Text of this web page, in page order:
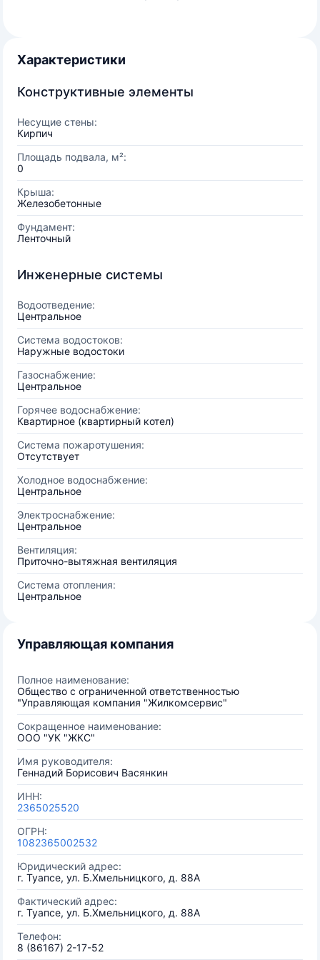
Характеристики
Конструктивные элементы
Несущие стены:
Кирпич
Площадь подвала, м²:
0
Крыша:
Железобетонные
Фундамент:
Ленточный
Инженерные системы
Водоотведение:
Центральное
Система водостоков:
Наружные водостоки
Газоснабжение:
Центральное
Горячее водоснабжение:
Квартирное (квартирный котел)
Система пожаротушения:
Отсутствует
Холодное водоснабжение:
Центральное
Электроснабжение:
Центральное
Вентиляция:
Приточно-вытяжная вентиляция
Система отопления:
Центральное
Управляющая компания
Полное наименование:
Общество с ограниченной ответственностью
"Управляющая компания "Жилкомсервис"
Сокращенное наименование:
ООО "УК "ЖКС"
Имя руководителя:
Геннадий Борисович Васянкин
ИНН:
2365025520
ОГРН:
1082365002532
Юридический адрес:
г. Туапсе, ул. Б.Хмельницкого, д. 88А
Фактический адрес:
г. Туапсе, ул. Б.Хмельницкого, д. 88А
Телефон:
8 (86167) 2-17-52